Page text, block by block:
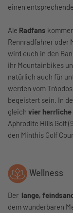
einen
Ale Radfans
Rennradfahrer oder
wird euch in den
ihr Mountainbikes
natürlich auch für
werden vom
begeistert sein. In
gleich vier
Aphrodite Hills Golf
den Minthis Golf
Wellness
Der lange,
dem wunderbaren